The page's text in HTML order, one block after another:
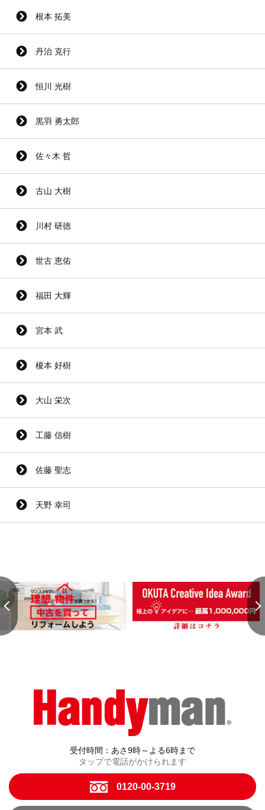
根本 拓美
丹治 克行
恒川 光樹
黒羽 勇太郎
佐々木 哲
古山 大樹
川村 研徳
世古 恵佑
福田 大輝
宮本 武
榎本 好樹
大山 栄次
工藤 信樹
佐藤 聖志
天野 幸司
受付時間：あさ9時～よる6時まで
タップで電話がかけられます
0120-00-3719